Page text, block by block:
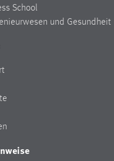
School
und Gesundheit